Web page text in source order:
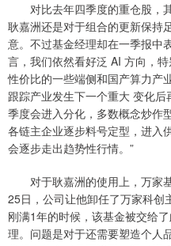
对比去年四季度的重仓股，
耿嘉洲还是对于组合的更新保持
意。不过基金经理却在一季报中
言，我们依然看好泛 AI 方向，
性价比的一些端侧和国产算力产
跟踪产业发生下一个重大 变化
季度会进入分化，多数概念炒作
各链主企业逐步料号定型，进入
会逐步走出趋势性行情。”
对于耿嘉洲的使用上，万家
25日，公司让他卸任了万家科创
刚满1年的时候，该基金被交给
理。问题是对于还需要塑造个人